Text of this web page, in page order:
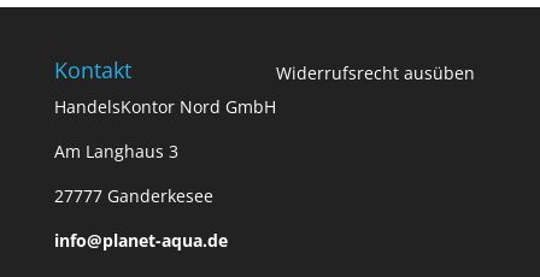
Kontakt
HandelsKontor Nord GmbH
Am Langhaus 3
27777 Ganderkesee
info@planet-aqua.de
Widerrufsrecht ausüben